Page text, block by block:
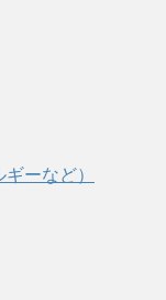
ーなど）